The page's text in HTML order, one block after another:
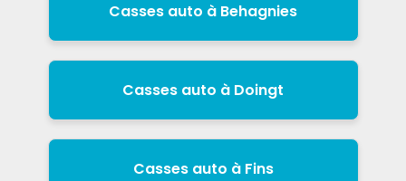
Casses auto à Behagnies
Casses auto à Doingt
Casses auto à Fins